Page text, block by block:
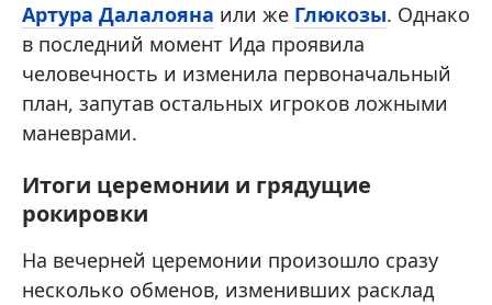
Артура Далалояна или же Глюкозы. Однако
в последний момент Ида проявила
человечность и изменила первоначальный
план, запутав остальных игроков ложными
маневрами.
Итоги церемонии и грядущие
рокировки
На вечерней церемонии произошло сразу
несколько обменов, изменивших расклад